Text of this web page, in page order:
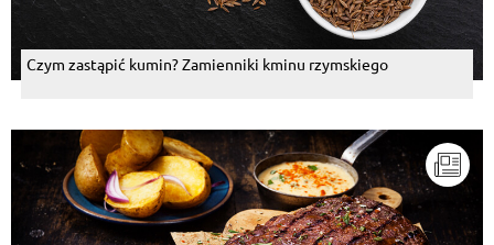
Czym zastąpić kumin? Zamienniki kminu rzymskiego